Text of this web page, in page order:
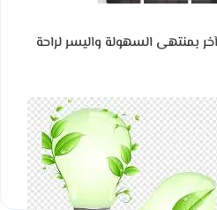
بمنتهى السهولة واليسر لراحة